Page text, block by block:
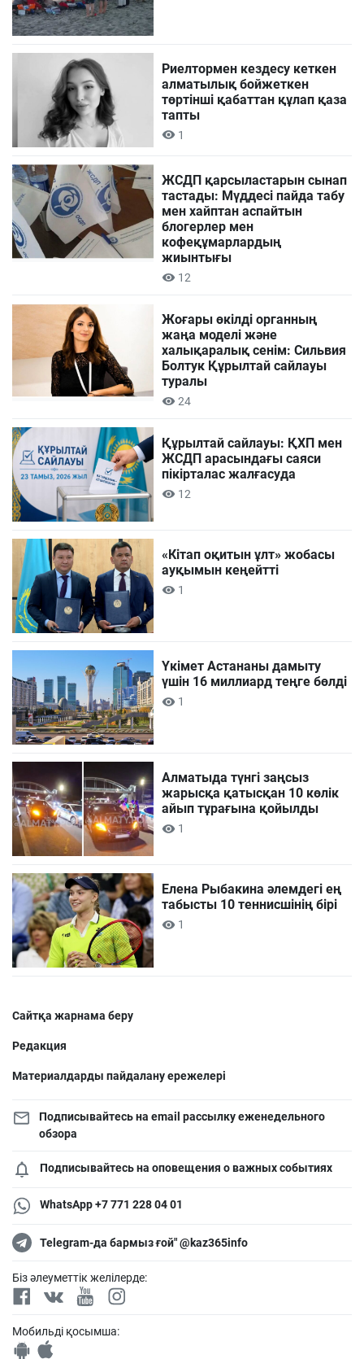
Риелтормен кездесу кеткен
алматылық бойжеткен
төртінші қабаттан құлап қаза
тапты
1
ЖСДП қарсыластарын сынап
тастады: Мүддесі пайда табу
мен хайптан аспайтын
блогерлер мен
кофеқұмарлардың
жиынтығы
12
Жоғары өкілді органның
жаңа моделі және
халықаралық сенім: Сильвия
Болтук Құрылтай сайлауы
туралы
24
Құрылтай сайлауы: ҚХП мен
ЖСДП арасындағы саяси
пікірталас жалғасуда
12
«Кітап оқитын ұлт» жобасы
ауқымын кеңейтті
1
Үкімет Астананы дамыту
үшін 16 миллиард теңге бөлді
1
Алматыда түнгі заңсыз
жарысқа қатысқан 10 көлік
айып тұрағына қойылды
1
Елена Рыбакина әлемдегі ең
табысты 10 теннисшінің бірі
1
Сайтқа жарнама беру
Редакция
Материалдарды пайдалану ережелері
Подписывайтесь на email рассылку еженедельного
обзора
Подписывайтесь на оповещения о важных событиях
WhatsApp +7 771 228 04 01
Telegram-да бармыз ғой" @kaz365info
Біз әлеуметтік желілерде:
Мобильді қосымша: